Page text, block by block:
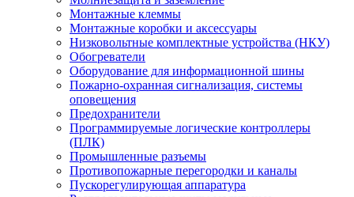
Монтажные клеммы
Монтажные коробки и аксессуары
Низковольтные комплектные устройства (НКУ)
Обогреватели
Оборудование для информационной шины
Пожарно-охранная сигнализация, системы
оповещения
Предохранители
Программируемые логические контроллеры
(ПЛК)
Промышленные разъемы
Противопожарные перегородки и каналы
Пускорегулирующая аппаратура